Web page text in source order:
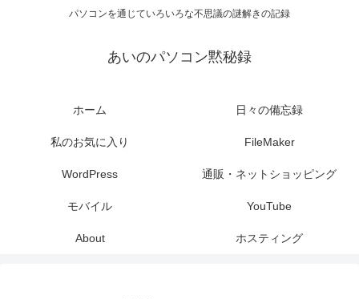
パソコンを通じていろいろな不思議の謎解きの記録
あいのパソコン黙秘録
ホーム 日々の備忘録
私のお気に入り FileMaker
WordPress 通販・ネットショッピング
モバイル YouTube
About ホスティング